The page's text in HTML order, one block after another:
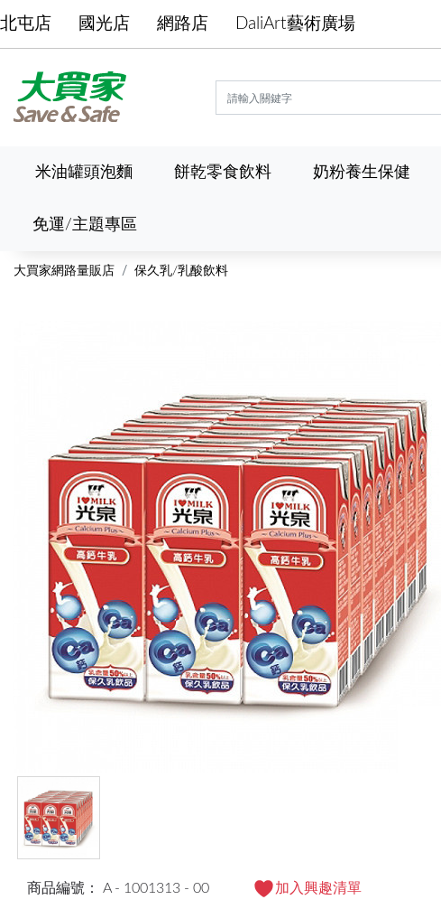
北屯店 國光店 網路店 DaliArt藝術廣場
米油罐頭泡麵 餅乾零食飲料 奶粉養生保健
免運/主題專區
大買家網路量販店 保久乳/乳酸飲料
商品編號： A - 1001313 - 00 加入興趣清單